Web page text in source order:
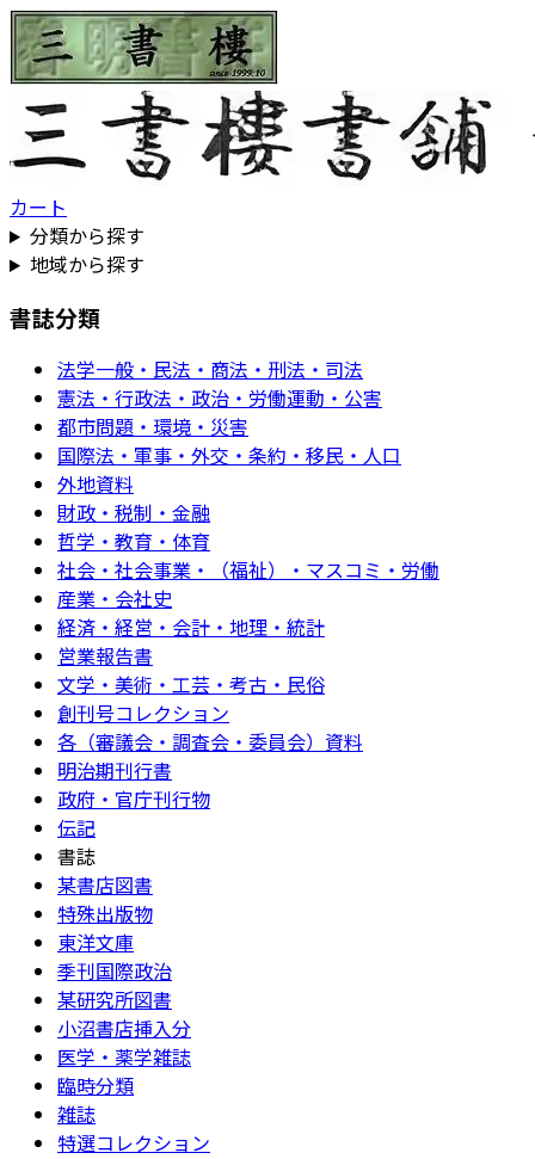
カート
分類から探す
地域から探す
書誌分類
法学一般・民法・商法・刑法・司法
憲法・行政法・政治・労働運動・公害
都市問題・環境・災害
国際法・軍事・外交・条約・移民・人口
外地資料
財政・税制・金融
哲学・教育・体育
社会・社会事業・（福祉）・マスコミ・労働
産業・会社史
経済・経営・会計・地理・統計
営業報告書
文学・美術・工芸・考古・民俗
創刊号コレクション
各（審議会・調査会・委員会）資料
明治期刊行書
政府・官庁刊行物
伝記
書誌
某書店図書
特殊出版物
東洋文庫
季刊国際政治
某研究所図書
小沼書店挿入分
医学・薬学雑誌
臨時分類
雑誌
特選コレクション